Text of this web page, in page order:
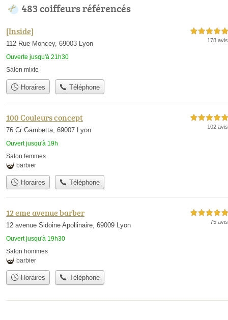
483 coiffeurs référencés
[Inside]
112 Rue Moncey, 69003 Lyon
Ouverte jusqu'à 21h30
5,0 étoiles sur 5
178 avis
Salon mixte
Horaires Téléphone
100 Couleurs concept
76 Cr Gambetta, 69007 Lyon
Ouvert jusqu'à 19h
5,0 étoiles sur 5
102 avis
Salon femmes
barbier
Horaires Téléphone
12 eme avenue barber
12 avenue Sidoine Apollinaire, 69009 Lyon
Ouvert jusqu'à 19h30
5,0 étoiles sur 5
75 avis
Salon hommes
barbier
Horaires Téléphone